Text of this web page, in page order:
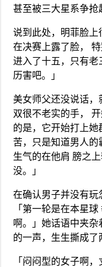
甚至被三大星系争抢
说到此处，明菲脸
在决赛上露了脸，
进入了十五，只有
历害吧。」
美女师父还没说话
双很不老实的手，
的是，它开始打上
苦，只是知道男人
生气的在他肩 膀之
没。」
在确认男子并没有玩
「第一轮是在本星
啊。」她话语中夹
的一声，生生撕成了
「闷闷型的女子啊